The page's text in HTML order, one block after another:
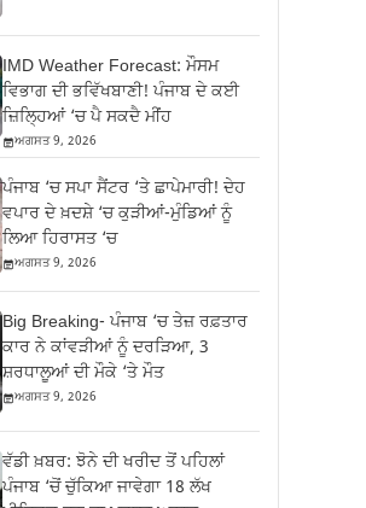
IMD Weather Forecast: ਮੌਸਮ
ਵਿਭਾਗ ਦੀ ਭਵਿੱਖਬਾਣੀ! ਪੰਜਾਬ ਦੇ ਕਈ
ਜ਼ਿਲ੍ਹਿਆਂ ‘ਚ ਪੈ ਸਕਦੈ ਮੀਂਹ
ਅਗਸਤ 9, 2026
ਪੰਜਾਬ ‘ਚ ਸਪਾ ਸੈਂਟਰ ‘ਤੇ ਛਾਪੇਮਾਰੀ! ਦੇਹ
ਵਪਾਰ ਦੇ ਖ਼ਦਸ਼ੇ ‘ਚ ਕੁੜੀਆਂ-ਮੁੰਡਿਆਂ ਨੂੰ
ਲਿਆ ਹਿਰਾਸਤ ‘ਚ
ਅਗਸਤ 9, 2026
Big Breaking- ਪੰਜਾਬ ‘ਚ ਤੇਜ਼ ਰਫ਼ਤਾਰ
ਕਾਰ ਨੇ ਕਾਂਵੜੀਆਂ ਨੂੰ ਦਰੜਿਆ, 3
ਸ਼ਰਧਾਲੂਆਂ ਦੀ ਮੌਕੇ ‘ਤੇ ਮੌਤ
ਅਗਸਤ 9, 2026
ਵੱਡੀ ਖ਼ਬਰ: ਝੋਨੇ ਦੀ ਖਰੀਦ ਤੋਂ ਪਹਿਲਾਂ
ਪੰਜਾਬ ‘ਚੋਂ ਚੁੱਕਿਆ ਜਾਵੇਗਾ 18 ਲੱਖ